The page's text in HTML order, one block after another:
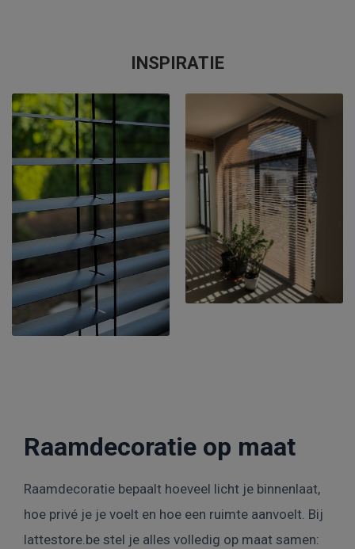
INSPIRATIE
Raamdecoratie op maat
Raamdecoratie bepaalt hoeveel licht je binnenlaat,
hoe privé je je voelt en hoe een ruimte aanvoelt. Bij
lattestore.be stel je alles volledig op maat samen: